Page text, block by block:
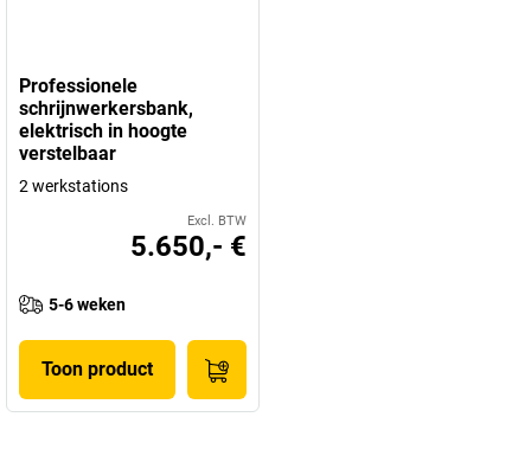
Professionele
schrijnwerkersbank,
elektrisch in hoogte
verstelbaar
2 werkstations
Excl. BTW
5.650,- €
5-6 weken
Toon product